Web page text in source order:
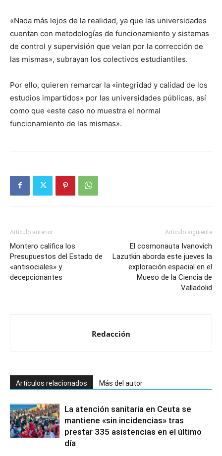
«Nada más lejos de la realidad, ya que las universidades
cuentan con metodologías de funcionamiento y sistemas
de control y supervisión que velan por la corrección de
las mismas», subrayan los colectivos estudiantiles.
Por ello, quieren remarcar la «integridad y calidad de los
estudios impartidos» por las universidades públicas, así
como que «este caso no muestra el normal
funcionamiento de las mismas».
Artículo anterior
Montero califica los
Presupuestos del Estado de
«antisociales» y
decepcionantes
Artículo siguiente
El cosmonauta Ivanovich
Lazutkin aborda este jueves la
exploración espacial en el
Mueso de la Ciencia de
Valladolid
Redacción
Artículos relacionados Más del autor
La atención sanitaria en Ceuta se
mantiene «sin incidencias» tras
prestar 335 asistencias en el último
día